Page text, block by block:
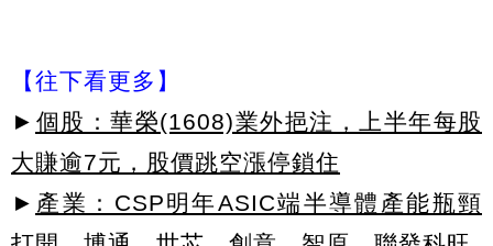
【往下看更多】
► 個股：華榮(1608)業外挹注，上半年每股
大賺逾7元，股價跳空漲停鎖住
► 產業：CSP明年ASIC端半導體產能瓶頸